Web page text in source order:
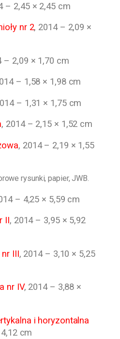
– 2,45 × 2,45 cm
nr 2, 2014 – 2,09 ×
– 2,09 × 1,70 cm
– 1,58 × 1,98 cm
– 1,31 × 1,75 cm
, 2014 – 2,15 × 1,52 cm
, 2014 – 2,19 × 1,55
rysunki, papier, JWB.
– 4,25 × 5,59 cm
II, 2014 – 3,95 × 5,92
III, 2014 – 3,10 × 5,25
nr IV, 2014 – 3,88 ×
i horyzontalna
cm